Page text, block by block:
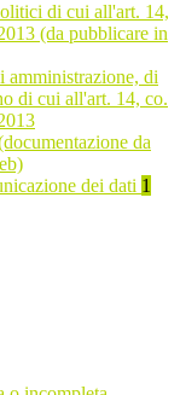
di cui all'art. 14,
(da pubblicare in
di
di cui all'art. 14, co.
da
dei dati 1